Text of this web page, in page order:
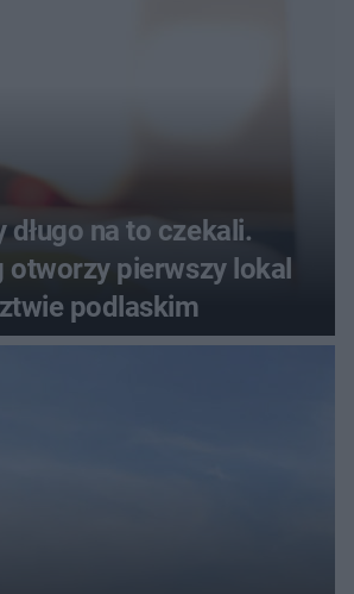
długo na to czekali.
otworzy pierwszy lokal
podlaskim